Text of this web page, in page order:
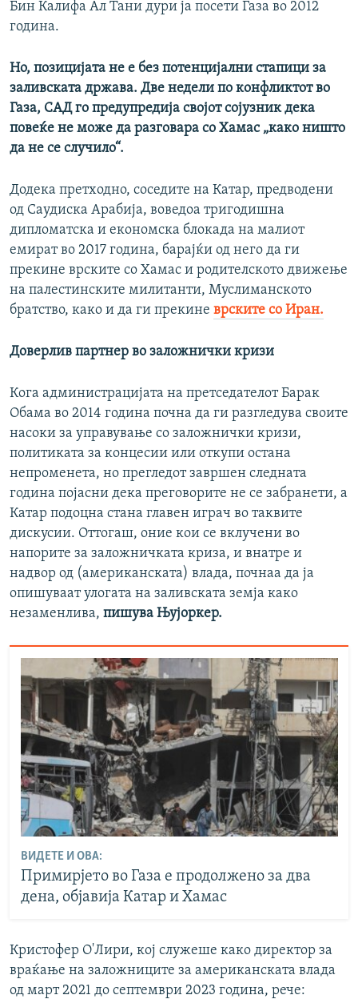
Бин Калифа Ал Тани дури ја посети Газа во 2012
година.
Но, позицијата не е без потенцијални стапици за
заливската држава. Две недели по конфликтот во
Газа, САД го предупредија својот сојузник дека
повеќе не може да разговара со Хамас „како ништо
да не се случило“.
Додека претходно, соседите на Катар, предводени
од Саудиска Арабија, воведоа тригодишна
дипломатска и економска блокада на малиот
емират во 2017 година, барајќи од него да ги
прекине врските со Хамас и родителското движење
на палестинските милитанти, Муслиманското
братство, како и да ги прекине врските со Иран.
Доверлив партнер во заложнички кризи
Кога администрацијата на претседателот Барак
Обама во 2014 година почна да ги разгледува своите
насоки за управување со заложнички кризи,
политиката за концесии или откупи остана
непроменета, но прегледот завршен следната
година појасни дека преговорите не се забранети, а
Катар подоцна стана главен играч во таквите
дискусии. Оттогаш, оние кои се вклучени во
напорите за заложничката криза, и внатре и
надвор од (американската) влада, почнаа да ја
опишуваат улогата на заливската земја како
незаменлива, пишува Њујоркер.
ВИДЕТЕ И ОВА:
Примирјето во Газа е продолжено за два
дена, објавија Катар и Хамас
Кристофер О'Лири, кој служеше како директор за
враќање на заложниците за американската влада
од март 2021 до септември 2023 година, рече: